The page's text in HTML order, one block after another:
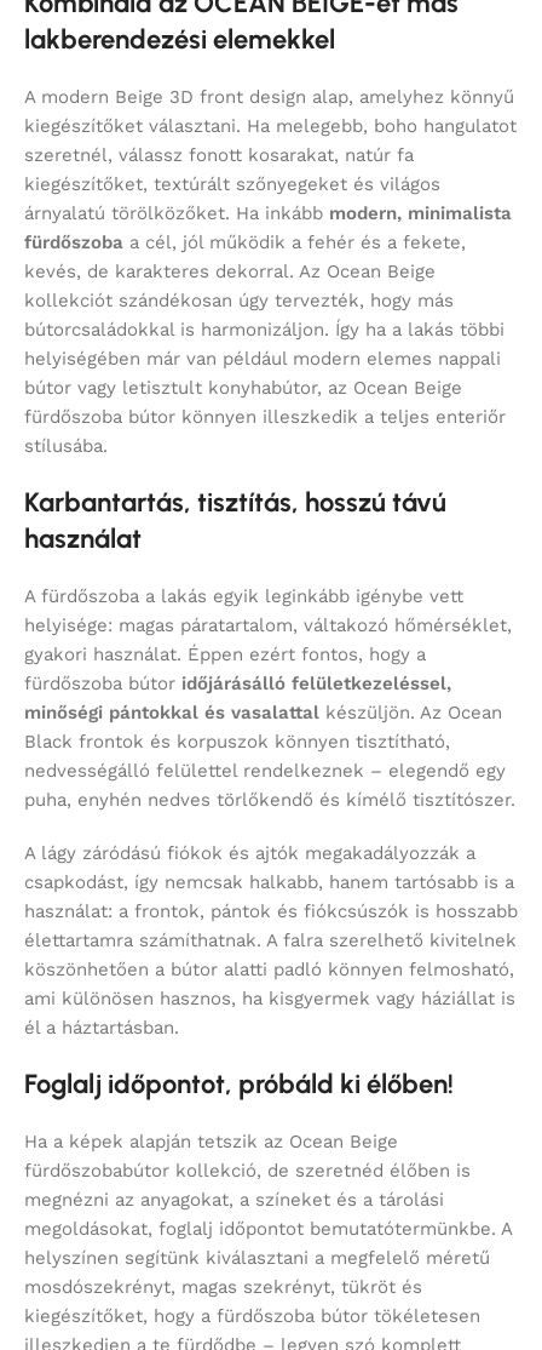
lakberendezési elemekkel
A modern Beige 3D front design alap, amelyhez könnyű
kiegészítőket választani. Ha melegebb, boho hangulatot
szeretnél, válassz fonott kosarakat, natúr fa
kiegészítőket, textúrált szőnyegeket és világos
árnyalatú törölközőket. Ha inkább modern, minimalista
fürdőszoba a cél, jól működik a fehér és a fekete,
kevés, de karakteres dekorral. Az Ocean Beige
kollekciót szándékosan úgy tervezték, hogy más
bútorcsaládokkal is harmonizáljon. Így ha a lakás többi
helyiségében már van például modern elemes nappali
bútor vagy letisztult konyhabútor, az Ocean Beige
fürdőszoba bútor könnyen illeszkedik a teljes enteriőr
stílusába.
Karbantartás, tisztítás, hosszú távú
használat
A fürdőszoba a lakás egyik leginkább igénybe vett
helyisége: magas páratartalom, váltakozó hőmérséklet,
gyakori használat. Éppen ezért fontos, hogy a
fürdőszoba bútor időjárásálló felületkezeléssel,
minőségi pántokkal és vasalattal készüljön. Az Ocean
Black frontok és korpuszok könnyen tisztítható,
nedvességálló felülettel rendelkeznek – elegendő egy
puha, enyhén nedves törlőkendő és kímélő tisztítószer.
A lágy záródású fiókok és ajtók megakadályozzák a
csapkodást, így nemcsak halkabb, hanem tartósabb is a
használat: a frontok, pántok és fiókcsúszók is hosszabb
élettartamra számíthatnak. A falra szerelhető kivitelnek
köszönhetően a bútor alatti padló könnyen felmosható,
ami különösen hasznos, ha kisgyermek vagy háziállat is
él a háztartásban.
Foglalj időpontot, próbáld ki élőben!
Ha a képek alapján tetszik az Ocean Beige
fürdőszobabútor kollekció, de szeretnéd élőben is
megnézni az anyagokat, a színeket és a tárolási
megoldásokat, foglalj időpontot bemutatótermünkbe. A
helyszínen segítünk kiválasztani a megfelelő méretű
mosdószekrényt, magas szekrényt, tükröt és
kiegészítőket, hogy a fürdőszoba bútor tökéletesen
illeszkedjen a te fürdődbe – legyen szó komplett